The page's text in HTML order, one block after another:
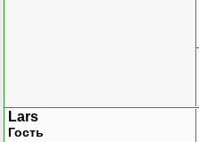
Lars
Гость